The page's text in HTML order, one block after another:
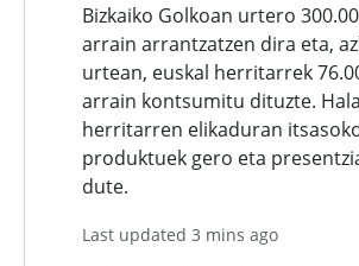
Bizkaiko Golkoan urtero
arrain arrantzatzen dira eta,
urtean, euskal herritarrek
arrain kontsumitu dituzte.
herritarren elikaduran
produktuek gero eta
dute.
Last updated 3 mins ago